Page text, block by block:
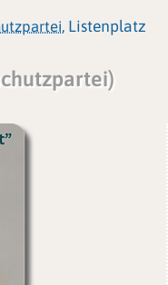
, Listenplatz